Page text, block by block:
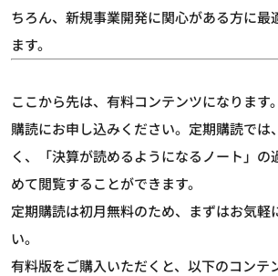
ちろん、新規事業開発に関心がある方に最
ます。
ここから先は、有料コンテンツになります
購読にお申し込みください。定期購読では
く、「決算が読めるようになるノート」の
めて閲覧することができます。
定期購読は初月無料のため、まずはお気軽
い。
有料版をご購入いただくと、以下のコンテ